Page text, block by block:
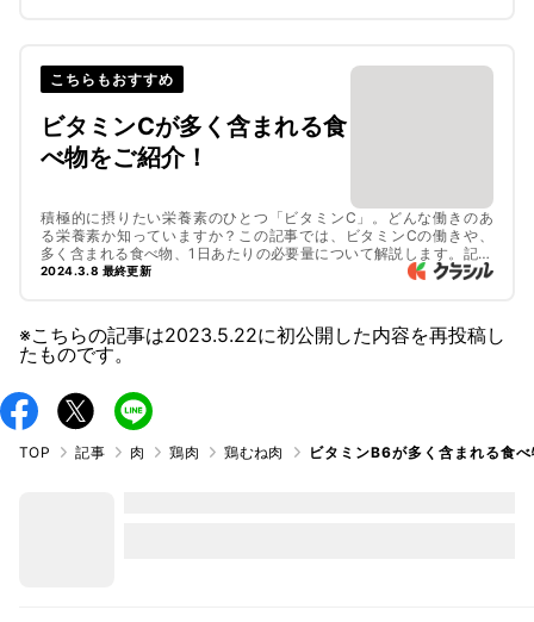
こちらもおすすめ
ビタミンCが多く含まれる食
べ物をご紹介！
積極的に摂りたい栄養素のひとつ「ビタミンC」。どんな働きのあ
る栄養素か知っていますか？この記事では、ビタミンCの働きや、
多く含まれる食べ物、1日あたりの必要量について解説します。記事
の後半では、ビタミンCを含む食材を使ったおすすめレシピもご紹
2024.3.8 最終更新
※こちらの記事は2023.5.22に初公開した内容を再投稿し
たものです。
TOP 記事 肉 鶏肉 鶏むね肉 ビタミンB6が多く含まれる食